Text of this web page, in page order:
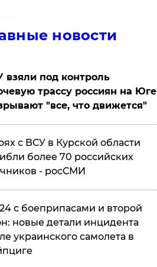
новости
взяли под контроль
трассу россиян на Юге
"все, что движется"
с ВСУ в Курской области
более 70 российских
- росСМИ
с боеприпасами и второй
новые детали инцидента
украинского самолета в